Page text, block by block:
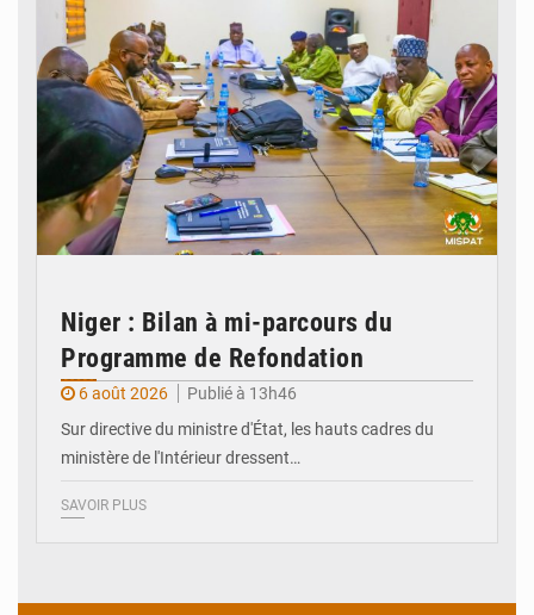
Niger : Bilan à mi-parcours du
Programme de Refondation
6 août 2026
Publié à 13h46
Sur directive du ministre d'État, les hauts cadres du
ministère de l'Intérieur dressent…
SAVOIR PLUS